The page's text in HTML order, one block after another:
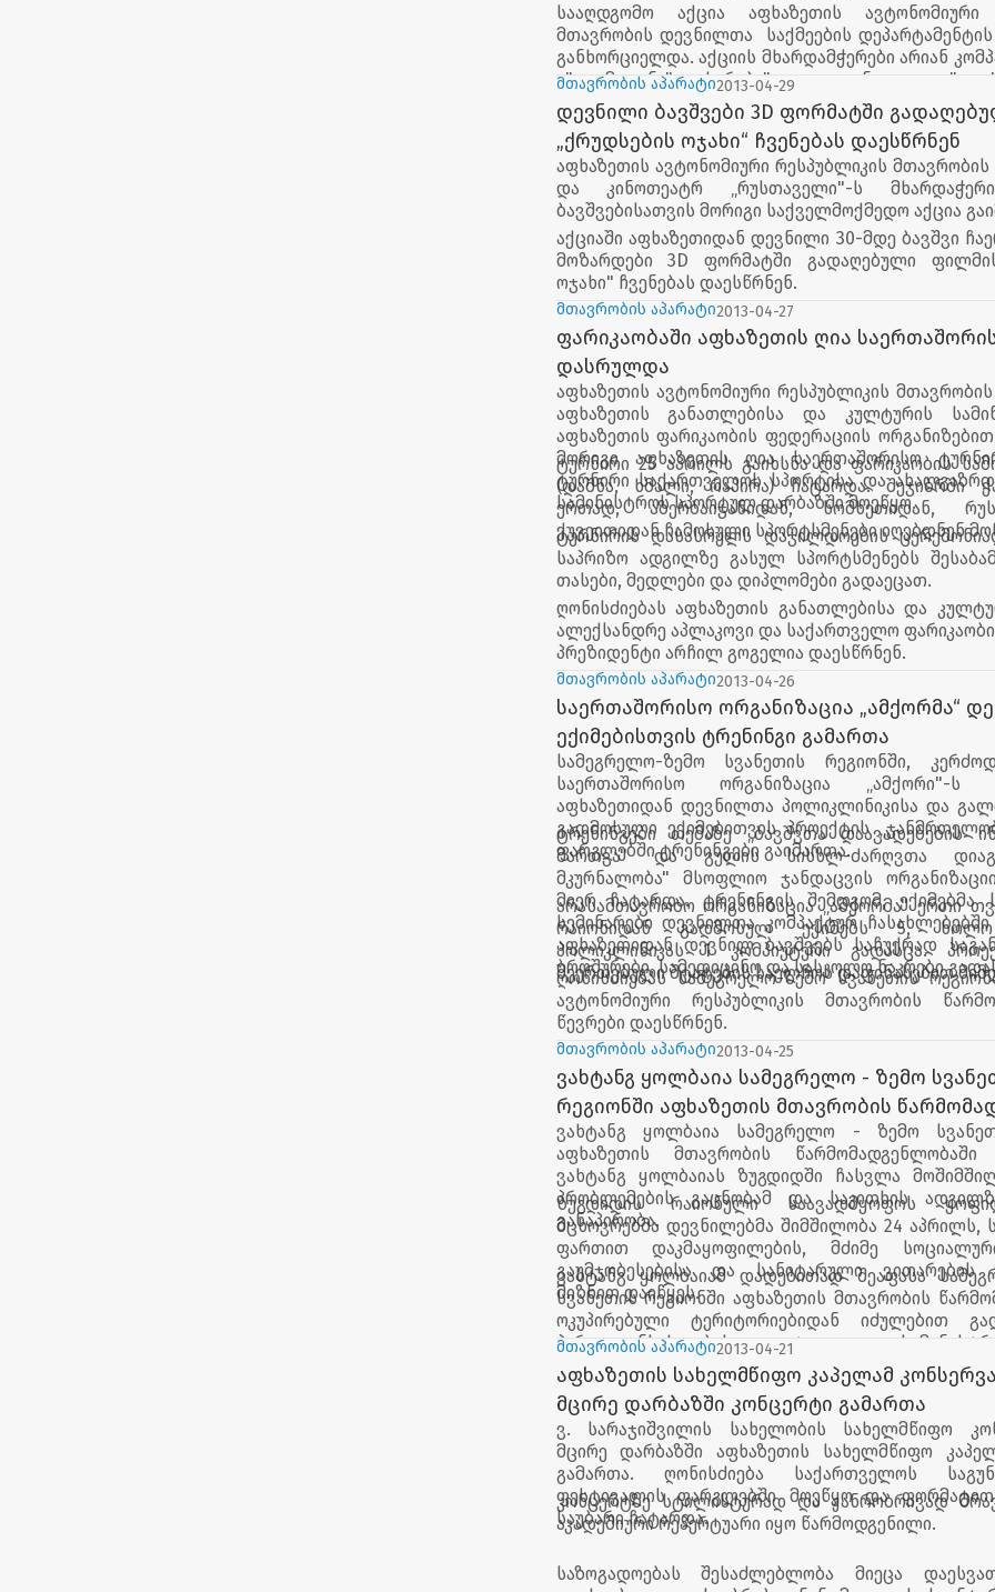
სააღდგომო აქცია აფხაზეთის ავტონომიური
მთავრობის დევნილთა საქმეების
განხორციელდა. აქციის მხარდამჭერები არიან
+", „მითანა", „ხარება", „თელიანი ველი",
საქართველო", „იფქლი", „კანი" და „კოკა-კოლა".
მთავრობის აპარატი2013-04-29
დევნილი ბავშვები 3D ფორმატში
„ქრუდსების ოჯახი“ ჩვენებას დაესწრნენ
აფხაზეთის ავტონომიური რესპუბლიკის მთავრობის
და კინოთეატრ „რუსთაველი"-ს
ბავშვებისათვის მორიგი საქველმოქმედო აქცია
აქციაში აფხაზეთიდან დევნილი 30-მდე ბავშვი
მოზარდები 3D ფორმატში გადაღებული ფილმის
ოჯახი" ჩვენებას დაესწრნენ.
მთავრობის აპარატი2013-04-27
ფარიკაობაში აფხაზეთის ღია
დასრულდა
აფხაზეთის ავტონომიური რესპუბლიკის
აფხაზეთის განათლებისა და კულტურის
აფხაზეთის ფარიკაობის ფედერაციის
მორიგი აფხაზეთის ღია საერთაშორისო
ტურნირი საქართველოს სპორტისა და
სამინისტროს სპორტულ დარბაზში მოეწყო.
ტურნირი 25 აპრილს გაიხსნა და ფარიკაობის
(დაშნა, ხმალი, რაპირა) ჩატარდა. შეჯიბრში
ერთად, აზერბაიჯანიდან, სომხეთიდან,
ქუვეითიდან ჩამოსული სპორტსმენები იღებდნენ
ტურნირის დასასრულს დაჯილდოების
საპრიზო ადგილზე გასულ სპორტსმენებს
თასები, მედლები და დიპლომები გადაეცათ.
ღონისძიებას აფხაზეთის განათლებისა და
ალექსანდრე აპლაკოვი და საქართველო
პრეზიდენტი არჩილ გოგელია დაესწრნენ.
მთავრობის აპარატი2013-04-26
საერთაშორისო ორგანიზაცია „ამქორმა“
ექიმებისთვის ტრენინგი გამართა
სამეგრელო-ზემო სვანეთის რეგიონში,
საერთაშორისო ორგანიზაცია „ამქორი"-ს
აფხაზეთიდან დევნილთა პოლიკლინიკისა და
გადმოსული ექიმებითვის პროექტის
ფარგლებში ტრენინგები გაიმართა.
ტრენინგები თემაზე „ბავშვთა დაავადებების
მართვა" და გულის სისხლ-ძარღვთა
მკურნალობა" მსოფლიო ჯანდაცვის
მიერ ჩატარდა. ტრენინგის შემდგომ, ექიმებმა
სემინარები დევნილთა კომპაქტურ
აფხაზეთიდან დევნილ ბავშვებს საჩუქრად
ბროშურები, სამედიცინო და სასკოლო ნაკრები
არასამთავრობო ორგანიზაცია „ამქორმა" ერთი
რაიონიდან გადმოსულ ექიმებს 5,
პოლიკლინიკას 1 კომპიუტერი გადასცა.
შეერთებული შტატების საელჩოს დაფინასებით
ღონისძიებას სამეგრელო-ზემო სვანეთის
ავტონომიური რესპუბლიკის მთავრობის
წევრები დაესწრნენ.
მთავრობის აპარატი2013-04-25
ვახტანგ ყოლბაია სამეგრელო - ზემო
რეგიონში აფხაზეთის მთავრობის
მოშიმშილე დევნილთა პრობლემების
ჩავიდა
ვახტანგ ყოლბაია სამეგრელო - ზემო
აფხაზეთის მთავრობის წარმომადგენლობაში
ვახტანგ ყოლბაიას ზუგდიდში ჩასვლა
პრობლემების გაცნობამ და საკითხის
განაპირობა.
ზუგდიდის რაიონული საავადმყოფოს
მცხოვრებმა დევნილებმა შიმშილობა 24 აპრილს,
ფართით დაკმაყოფილების, მძიმე
გაუმჯობესებისა და სანიტარული ვითარების
მიზნით დაიწყეს.
ვახტანგ ყოლბაიამ დადებითად შეაფასა
სვანეთის რეგიონში აფხაზეთის მთავრობის
ოკუპირებული ტერიტორიებიდან იძულებით
პირთა, განსახლებისა და ლტოლვილთა
სამეგრელო-ზემო სვანეთის რეგიონალური
ზუგდიდის მუნიციპალიტეტის გამგეობის
სამსახურისა და არასამთავრობო
რომელებმაც ოპერატიულად მოახდინეს
ზემოაღნიშნულ ვითარებასთნ დაკავშირებით და
ჩააცხრეს, თუმცა დევნილთა განსახლების
პრობლემად რჩება.
მთავრობის აპარატი2013-04-21
აფხაზეთის სახელმწიფო კაპელამ
მცირე დარბაზში კონცერტი გამართა
ვ. სარაჯიშვილის სახელობის სახელმწიფო
მცირე დარბაზში აფხაზეთის სახელმწიფო
გამართა. ღონისძიება საქართველოს
ფესტივალის ფარგლებში მოეწყო და
საუბარი ჩატარდა.
კონცერტზე სტილისტურად და ჟანრობრივად
აკადემიური რეპერტუარი იყო წარმოდგენილი.
საზოგადოებას შესაძლებლობა მიეცა